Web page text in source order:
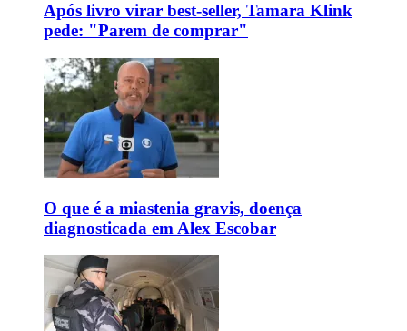
Após livro virar best-seller, Tamara Klink
pede: "Parem de comprar"
O que é a miastenia gravis, doença
diagnosticada em Alex Escobar